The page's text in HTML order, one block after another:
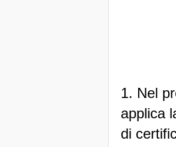
1. Nel
applica
di